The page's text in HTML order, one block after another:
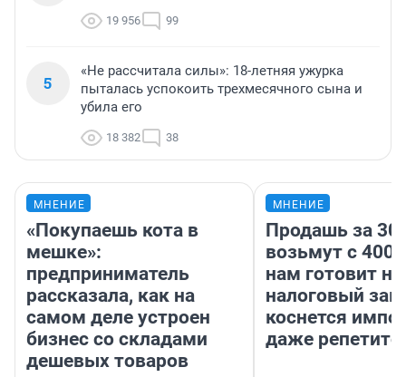
19 956 99
5
«Не рассчитала силы»: 18-летняя ужурка
пыталась успокоить трехмесячного сына и
убила его
18 382 38
МНЕНИЕ
«Покупаешь кота в
мешке»:
предприниматель
рассказала, как на
самом деле устроен
бизнес со складами
дешевых товаров
МНЕНИЕ
Продашь за
возьмут с
нам готовит
налоговый
коснется
даже